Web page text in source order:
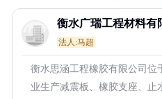
衡水广瑞工程材料有
法人:马超
衡水思涵工程橡胶有限公司位
业生产减震板、橡胶支座、止